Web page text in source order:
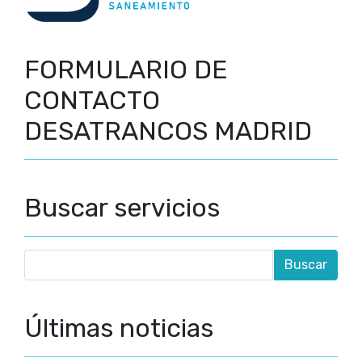
FORMULARIO DE
CONTACTO
DESATRANCOS MADRID
Buscar servicios
Últimas noticias